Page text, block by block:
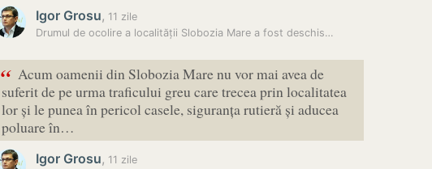
Igor Grosu, 11 zile
Drumul de ocolire a localității Slobozia Mare a fost deschis…
“ Acum oamenii din Slobozia Mare nu vor mai avea de
suferit de pe urma traficului greu care trecea prin localitatea
lor și le punea în pericol casele, siguranța rutieră și aducea
poluare în…
Igor Grosu, 11 zile